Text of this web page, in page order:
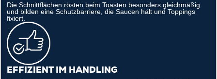
Die Schnittflächen rösten beim Toasten besonders gleichmäßig
und bilden eine Schutzbarriere, die Saucen hält und Toppings
fixiert.
EFFIZIENT IM HANDLING